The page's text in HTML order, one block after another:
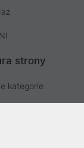
strony
kategorie